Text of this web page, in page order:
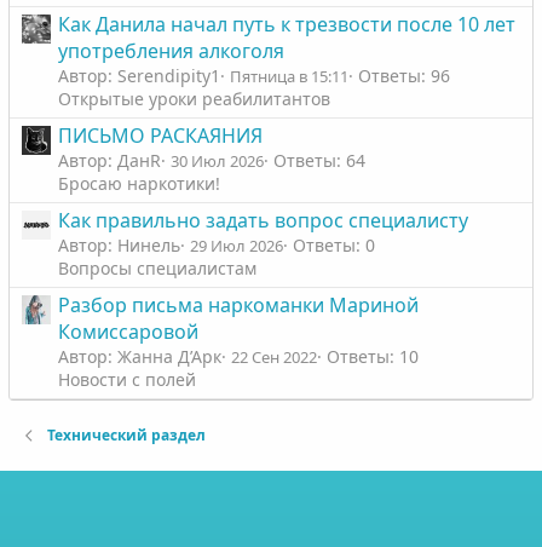
Как Данила начал путь к трезвости после 10 лет
употребления алкоголя
Автор: Serendipity1 Пятница в 15:11
Ответы: 96
Открытые уроки реабилитантов
ПИСЬМО РАСКАЯНИЯ
Автор: ДанR 30 Июл 2026 Ответы: 64
Бросаю наркотики!
Как правильно задать вопрос специалисту
Автор: Нинель 29 Июл 2026 Ответы: 0
Вопросы специалистам
Разбор письма наркоманки Мариной
Комиссаровой
Автор: Жанна Д’Арк 22 Сен 2022 Ответы: 10
Новости с полей
Технический раздел